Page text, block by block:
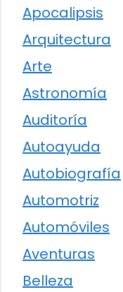
Apocalipsis
Arquitectura
Arte
Astronomía
Auditoría
Autoayuda
Autobiografía
Automotriz
Automóviles
Aventuras
Belleza